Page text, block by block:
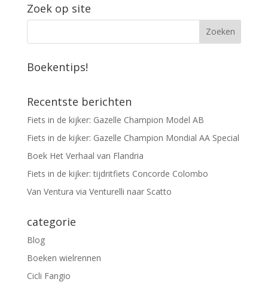
Zoek op site
Boekentips!
Recentste berichten
Fiets in de kijker: Gazelle Champion Model AB
Fiets in de kijker: Gazelle Champion Mondial AA Special
Boek Het Verhaal van Flandria
Fiets in de kijker: tijdritfiets Concorde Colombo
Van Ventura via Venturelli naar Scatto
categorie
Blog
Boeken wielrennen
Cicli Fangio